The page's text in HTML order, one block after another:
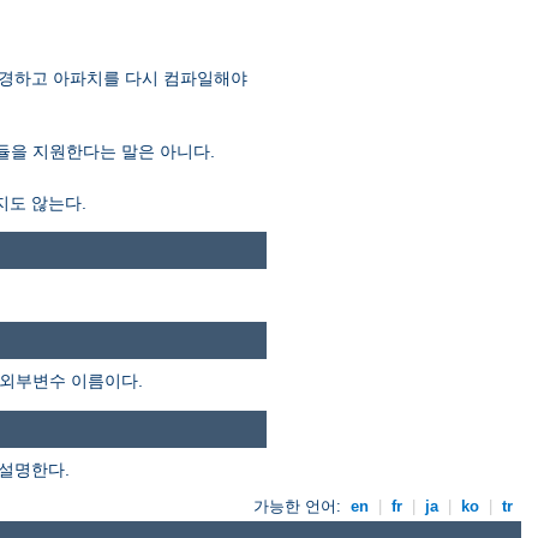
하고 아파치를 다시 컴파일해야
지원한다는 말은 아니다.
도 않는다.
부변수 이름이다.
명한다.
가능한 언어: en fr ja ko tr